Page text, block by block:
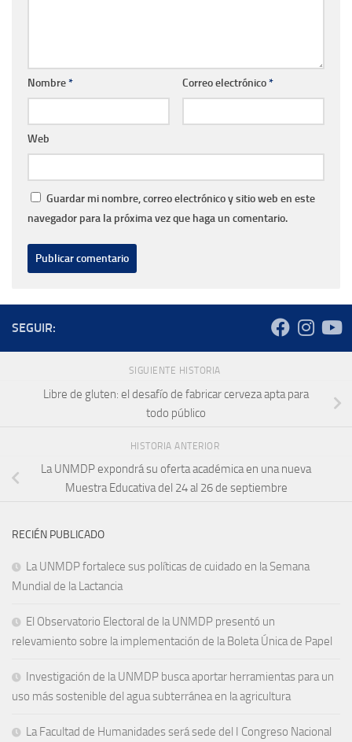
Nombre* Correo electrónico*
Web
Guardar mi nombre, correo electrónico y sitio web en este
navegador para la próxima vez que haga un comentario.
SEGUIR:
SIGUIENTE HISTORIA
Libre de gluten: el desafío de fabricar cerveza apta para
todo público
HISTORIA ANTERIOR
La UNMDP expondrá su oferta académica en una nueva
Muestra Educativa del 24 al 26 de septiembre
RECIÉN PUBLICADO
La UNMDP fortalece sus políticas de cuidado en la Semana
Mundial de la Lactancia
El Observatorio Electoral de la UNMDP presentó un
relevamiento sobre la implementación de la Boleta Única de Papel
Investigación de la UNMDP busca aportar herramientas para un
uso más sostenible del agua subterránea en la agricultura
La Facultad de Humanidades será sede del I Congreso Nacional